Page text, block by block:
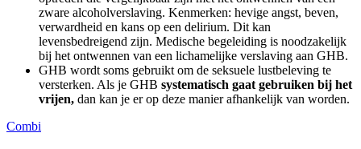
zware alcoholverslaving. Kenmerken: hevige angst, beven,
verwardheid en kans op een delirium. Dit kan
levensbedreigend zijn. Medische begeleiding is noodzakelijk
bij het ontwennen van een lichamelijke verslaving aan GHB.
GHB wordt soms gebruikt om de seksuele lustbeleving te
versterken. Als je GHB systematisch gaat gebruiken bij het
vrijen, dan kan je er op deze manier afhankelijk van worden.
Combi